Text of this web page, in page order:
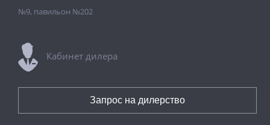
№9, павильон №202
Кабинет дилера
Запрос на дилерство